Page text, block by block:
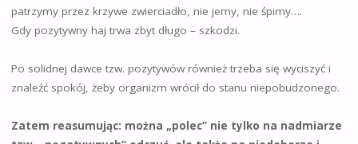
patrzymy przez krzywe zwierciadło, nie jemy, nie śpimy….
Gdy pozytywny haj trwa zbyt długo – szkodzi.
Po solidnej dawce tzw. pozytywów również trzeba się wyciszyć i
znaleźć spokój, żeby organizm wrócił do stanu niepobudzonego.
Zatem reasumując: można „polec” nie tylko na nadmiarze